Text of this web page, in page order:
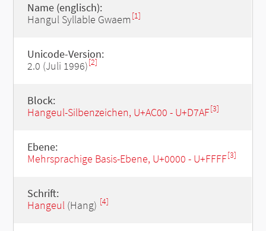
Name (englisch):
Hangul Syllable Gwaem [1]
Unicode-Version:
2.0 (Juli 1996)[2]
Block:
Hangeul-Silbenzeichen, U+AC00 - U+D7AF[3]
Ebene:
Mehrsprachige Basis-Ebene, U+0000 - U+FFFF[3]
Schrift:
Hangeul(Hang) [4]